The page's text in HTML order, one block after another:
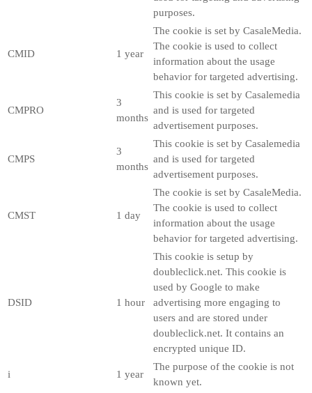
purposes.
CMID 1 year
The cookie is set by CasaleMedia.
The cookie is used to collect
information about the usage
behavior for targeted advertising.
CMPRO
3
months
This cookie is set by Casalemedia
and is used for targeted
advertisement purposes.
CMPS
3
months
This cookie is set by Casalemedia
and is used for targeted
advertisement purposes.
CMST 1 day
The cookie is set by CasaleMedia.
The cookie is used to collect
information about the usage
behavior for targeted advertising.
DSID 1 hour
This cookie is setup by
doubleclick.net. This cookie is
used by Google to make
advertising more engaging to
users and are stored under
doubleclick.net. It contains an
encrypted unique ID.
i 1 year
The purpose of the cookie is not
known yet.